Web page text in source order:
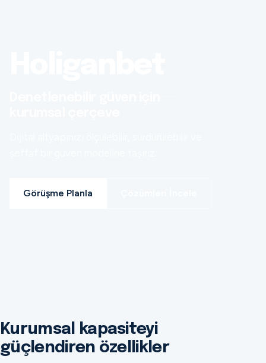
Görüşme Planla
Kurumsal kapasiteyi
güçlendiren özellikler